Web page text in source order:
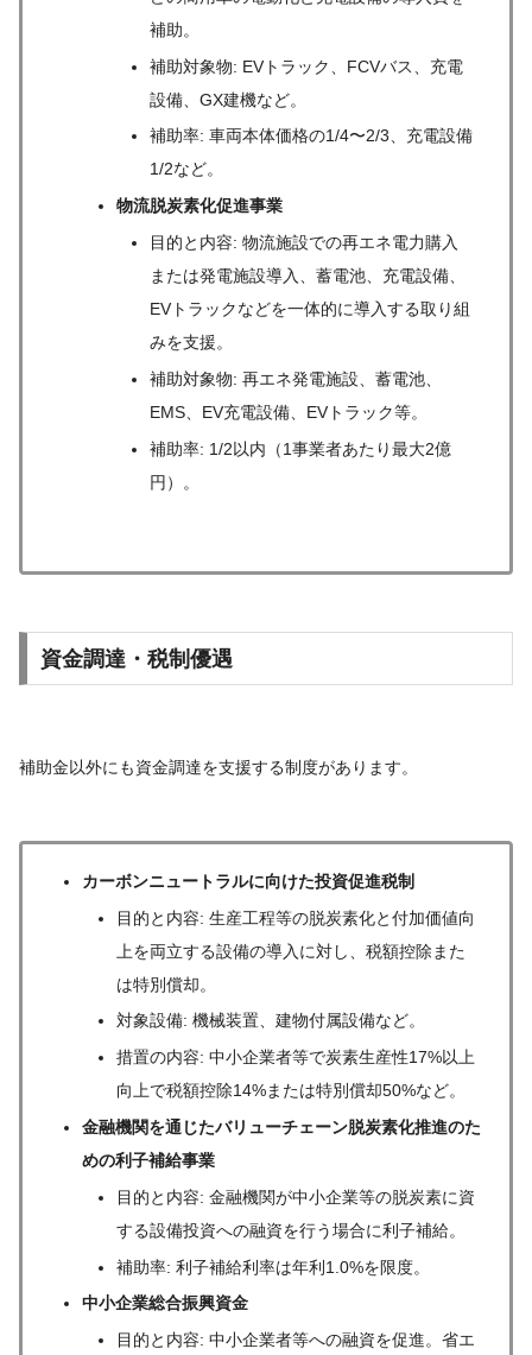
補助。
補助対象物: EVトラック、FCVバス、充電
設備、GX建機など。
補助率: 車両本体価格の1/4〜2/3、充電設備
1/2など。
物流脱炭素化促進事業
目的と内容: 物流施設での再エネ電力購入
または発電施設導入、蓄電池、充電設備、
EVトラックなどを一体的に導入する取り組
みを支援。
補助対象物: 再エネ発電施設、蓄電池、
EMS、EV充電設備、EVトラック等。
補助率: 1/2以内（1事業者あたり最大2億
円）。
資金調達・税制優遇
補助金以外にも資金調達を支援する制度があります。
カーボンニュートラルに向けた投資促進税制
目的と内容: 生産工程等の脱炭素化と付加価値向
上を両立する設備の導入に対し、税額控除また
は特別償却。
対象設備: 機械装置、建物付属設備など。
措置の内容: 中小企業者等で炭素生産性17%以上
向上で税額控除14%または特別償却50%など。
金融機関を通じたバリューチェーン脱炭素化推進のた
めの利子補給事業
目的と内容: 金融機関が中小企業等の脱炭素に資
する設備投資への融資を行う場合に利子補給。
補助率: 利子補給利率は年利1.0%を限度。
中小企業総合振興資金
目的と内容: 中小企業者等への融資を促進。省エ